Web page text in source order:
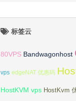
标签云
80VPS Bandwagonhost
vps edgeNAT 优惠码
HostKVM vps HostKvm